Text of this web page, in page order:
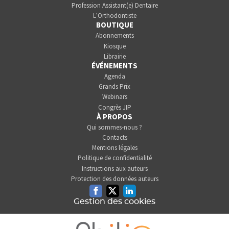
Profession Assistant(e) Dentaire
L’Orthodontiste
BOUTIQUE
Abonnements
Kiosque
Librairie
ÉVÉNEMENTS
Agenda
Grands Prix
Webinars
Congrès JIP
À PROPOS
Qui sommes-nous ?
Contacts
Mentions légales
Politique de confidentialité
Instructions aux auteurs
Protection des données auteurs
FacebookTwitterLinkedin
Gestion des cookies